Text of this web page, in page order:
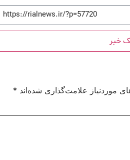
خبر
موردنیاز علامت‌گذاری شده‌اند *